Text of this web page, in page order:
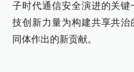
子时代通信安全演进的关键
技创新力量为构建共享共治
同体作出的新贡献。